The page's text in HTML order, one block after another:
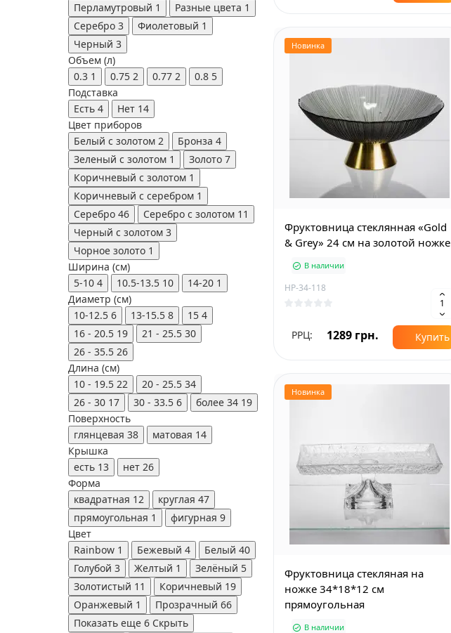
Перламутровый 1 Разные цвета 1
Серебро 3 Фиолетовый 1
Черный 3
Объем (л)
0.3 1 0.75 2 0.77 2 0.8 5
Подставка
Есть 4 Нет 14
Цвет приборов
Белый с золотом 2 Бронза 4
Зеленый с золотом 1 Золото 7
Коричневый с золотом 1
Коричневый с серебром 1
Серебро 46 Серебро с золотом 11
Черный с золотом 3
Чорное золото 1
Ширина (см)
5-10 4 10.5-13.5 10 14-20 1
Диаметр (см)
10-12.5 6 13-15.5 8 15 4
16 - 20.5 19 21 - 25.5 30
26 - 35.5 26
Длина (см)
10 - 19.5 22 20 - 25.5 34
26 - 30 17 30 - 33.5 6 более 34 19
Поверхность
глянцевая 38 матовая 14
Крышка
есть 13 нет 26
Форма
квадратная 12 круглая 47
прямоугольная 1 фигурная 9
Цвет
Rainbow 1 Бежевый 4 Белый 40
Голубой 3 Желтый 1 Зелёный 5
Золотистый 11 Коричневый 19
Оранжевый 1 Прозрачный 66
Показать еще 6 Скрыть
Новинка
Фруктовница стеклянная «Gold
& Grey» 24 см на золотой ножке
В наличии
HP-34-118
РРЦ: 1289 грн. Купить
Новинка
Фруктовница стекляная на
ножке 34*18*12 см
прямоугольная
В наличии